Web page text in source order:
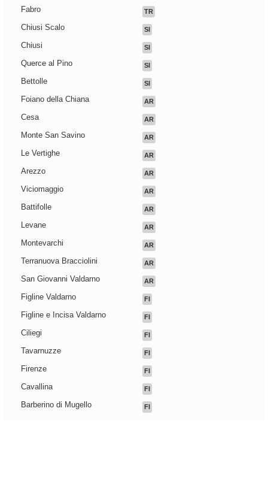
Fabro TR
Chiusi Scalo SI
Chiusi SI
Querce al Pino SI
Bettolle SI
Foiano della Chiana AR
Cesa AR
Monte San Savino AR
Le Vertighe AR
Arezzo AR
Viciomaggio AR
Battifolle AR
Levane AR
Montevarchi AR
Terranuova Bracciolini AR
San Giovanni Valdarno AR
Figline Valdarno FI
Figline e Incisa Valdarno FI
Ciliegi FI
Tavarnuzze FI
Firenze FI
Cavallina FI
Barberino di Mugello FI